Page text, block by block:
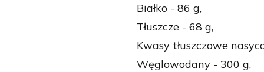
Białko - 86 g,
Tłuszcze - 68 g,
Kwasy tłuszczowe
Węglowodany - 300 g,